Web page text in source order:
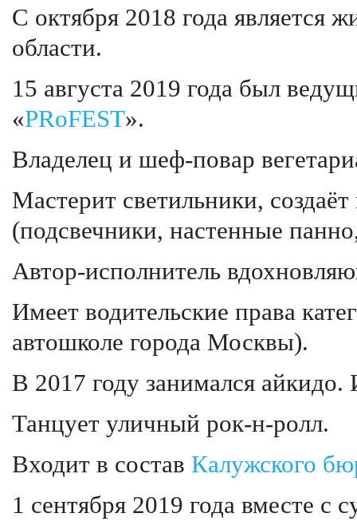
С октября 2018 года является
области.
15 августа 2019 года был
«PRoFEST».
Владелец и шеф-повар
Мастерит светильники,
(подсвечники, настенные
Автор-исполнитель
Имеет водительские права
автошколе города Москвы).
В 2017 году занимался
Танцует уличный рок-н-ролл.
Входит в состав Калужского
1 сентября 2019 года вместе с